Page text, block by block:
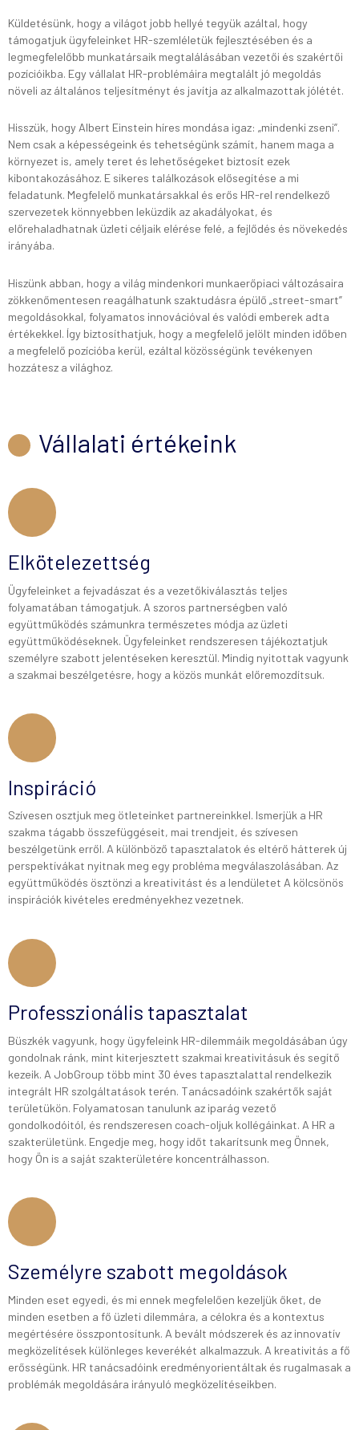
Küldetésünk, hogy a világot jobb hellyé tegyük azáltal, hogy
támogatjuk ügyfeleinket HR-szemléletük fejlesztésében és a
legmegfelelőbb munkatársaik megtalálásában vezetői és szakértői
pozícióikba. Egy vállalat HR-problémáira megtalált jó megoldás
növeli az általános teljesítményt és javítja az alkalmazottak jólétét.
Hisszük, hogy Albert Einstein híres mondása igaz: „mindenki zseni”.
Nem csak a képességeink és tehetségünk számít, hanem maga a
környezet is, amely teret és lehetőségeket biztosít ezek
kibontakozásához. E sikeres találkozások elősegítése a mi
feladatunk. Megfelelő munkatársakkal és erős HR-rel rendelkező
szervezetek könnyebben leküzdik az akadályokat, és
előrehaladhatnak üzleti céljaik elérése felé, a fejlődés és növekedés
irányába.
Hiszünk abban, hogy a világ mindenkori munkaerőpiaci változásaira
zökkenőmentesen reagálhatunk szaktudásra épülő „street-smart”
megoldásokkal, folyamatos innovációval és valódi emberek adta
értékekkel. Így biztosíthatjuk, hogy a megfelelő jelölt minden időben
a megfelelő pozícióba kerül, ezáltal közösségünk tevékenyen
hozzátesz a világhoz.
Vállalati értékeink
Elkötelezettség
Ügyfeleinket a fejvadászat és a vezetőkiválasztás teljes
folyamatában támogatjuk. A szoros partnerségben való
együttműködés számunkra természetes módja az üzleti
együttműködéseknek. Ügyfeleinket rendszeresen tájékoztatjuk
személyre szabott jelentéseken keresztül. Mindig nyitottak vagyunk
a szakmai beszélgetésre, hogy a közös munkát előremozdítsuk.
Inspiráció
Szívesen osztjuk meg ötleteinket partnereinkkel. Ismerjük a HR
szakma tágabb összefüggéseit, mai trendjeit, és szívesen
beszélgetünk erről. A különböző tapasztalatok és eltérő hátterek új
perspektívákat nyitnak meg egy probléma megválaszolásában. Az
együttműködés ösztönzi a kreativitást és a lendületet A kölcsönös
inspirációk kivételes eredményekhez vezetnek.
Professzionális tapasztalat
Büszkék vagyunk, hogy ügyfeleink HR-dilemmáik megoldásában úgy
gondolnak ránk, mint kiterjesztett szakmai kreativitásuk és segítő
kezeik. A JobGroup több mint 30 éves tapasztalattal rendelkezik
integrált HR szolgáltatások terén. Tanácsadóink szakértők saját
területükön. Folyamatosan tanulunk az iparág vezető
gondolkodóitól, és rendszeresen coach-oljuk kollégáinkat. A HR a
szakterületünk. Engedje meg, hogy időt takarítsunk meg Önnek,
hogy Ön is a saját szakterületére koncentrálhasson.
Személyre szabott megoldások
Minden eset egyedi, és mi ennek megfelelően kezeljük őket, de
minden esetben a fő üzleti dilemmára, a célokra és a kontextus
megértésére összpontosítunk. A bevált módszerek és az innovatív
megközelítések különleges keverékét alkalmazzuk. A kreativitás a fő
erősségünk. HR tanácsadóink eredményorientáltak és rugalmasak a
problémák megoldására irányuló megközelítéseikben.